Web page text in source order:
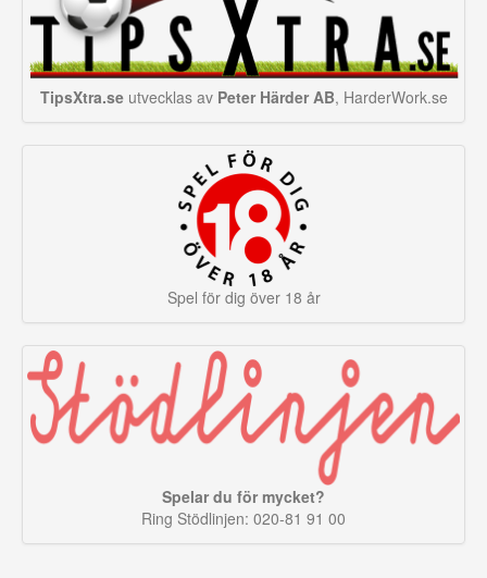
TipsXtra.seutvecklas av Peter Härder AB, HarderWork.se
Spel för dig över 18 år
Spelar du för mycket?
Ring Stödlinjen: 020-81 91 00